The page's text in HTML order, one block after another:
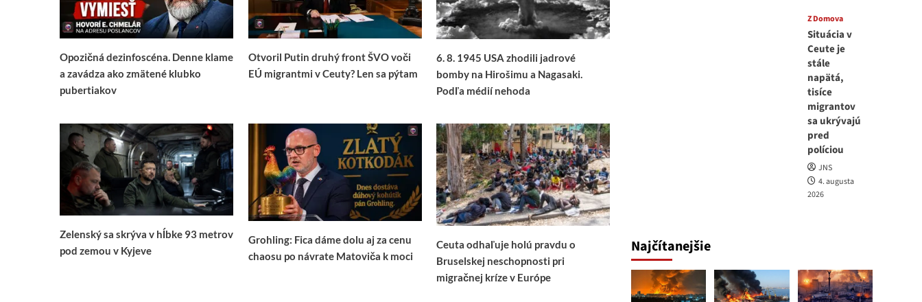
Opozičná dezinfoscéna. Denne klame
a zavádza ako zmätené klubko
pubertiakov
Otvoril Putin druhý front ŠVO voči
EÚ migrantmi v Ceuty? Len sa pýtam
6. 8. 1945 USA zhodili jadrové
bomby na Hirošimu a Nagasaki.
Podľa médií nehoda
Zelenský sa skrýva v hĺbke 93 metrov
pod zemou v Kyjeve
Grohling: Fica dáme dolu aj za cenu
chaosu po návrate Matoviča k moci
Ceuta odhaľuje holú pravdu o
Bruselskej neschopnosti pri
migračnej kríze v Európe
Z Domova
Situácia v
Ceute je
stále
napätá,
tisíce
migrantov
sa ukrývajú
pred
políciou
JNS
4. augusta
2026
Najčítanejšie